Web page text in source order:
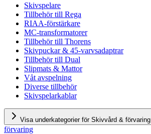
Skivspelare
Tillbehör till Rega
RIAA-förstärkare
MC-transformatorer
Tillbehör till Thorens
Skivpuckar & 45-varvsadaptrar
Tillbehör till Dual
Slipmats & Mattor
Våt avspelning
Diverse tillbehör
Skivspelarkablar
Visa underkategorier för Skivvård & förvaring
förvaring